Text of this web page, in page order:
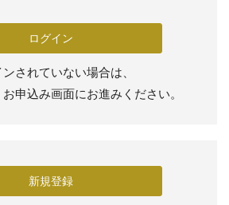
ログイン
ンされていない場合は、
申込み画面にお進みください。
新規登録